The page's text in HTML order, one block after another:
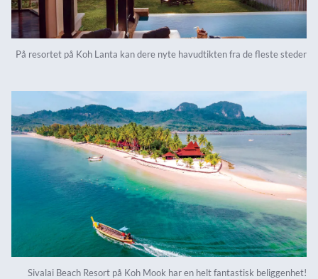
På resortet på Koh Lanta kan dere nyte havudtikten fra de fleste steder
Sivalai Beach Resort på Koh Mook har en helt fantastisk beliggenhet!